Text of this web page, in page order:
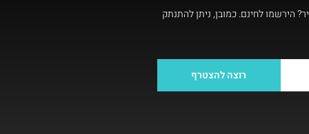
הירשמו לחינם. כמובן, ניתן להתנתק
רוצה להצטרף